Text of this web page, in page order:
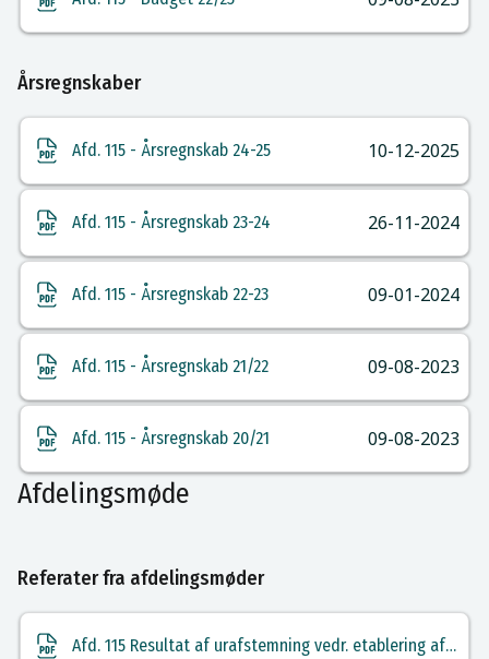
Årsregnskaber
Afd. 115 - Årsregnskab 24-25 10-12-2025
Afd. 115 - Årsregnskab 23-24 26-11-2024
Afd. 115 - Årsregnskab 22-23 09-01-2024
Afd. 115 - Årsregnskab 21/22 09-08-2023
Afd. 115 - Årsregnskab 20/21 09-08-2023
Afdelingsmøde
Referater fra afdelingsmøder
Afd. 115 Resultat af urafstemning vedr. etablering af solceller 30-06-2025